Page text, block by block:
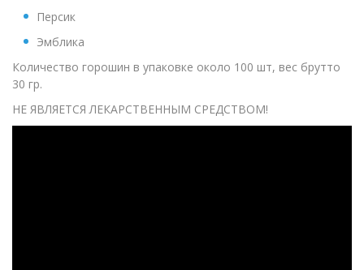
Персик
Эмблика
Количество горошин в упаковке около 100 шт, вес брутто
30 гр.
НЕ ЯВЛЯЕТСЯ ЛЕКАРСТВЕННЫМ СРЕДСТВОМ!